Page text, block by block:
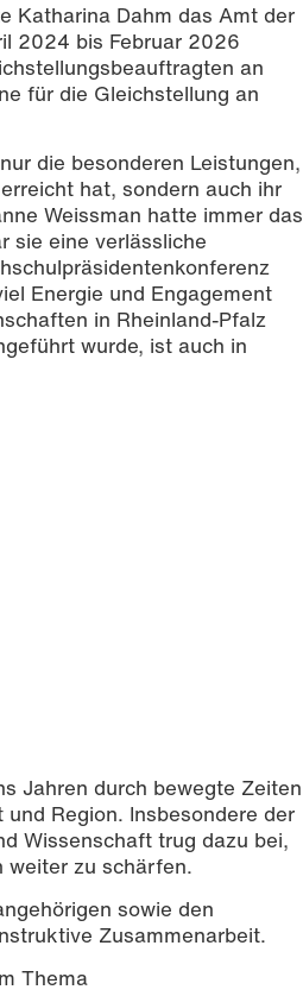
Katharina Dahm das Amt der
2024 bis Februar 2026
an
für die Gleichstellung an
die besonderen Leistungen,
hat, sondern auch ihr
Weissman hatte immer das
sie eine verlässliche
Energie und Engagement
in Rheinland-Pfalz
wurde, ist auch in
Jahren durch bewegte Zeiten
Region. Insbesondere der
Wissenschaft trug dazu bei,
weiter zu schärfen.
sowie den
Zusammenarbeit.
Thema